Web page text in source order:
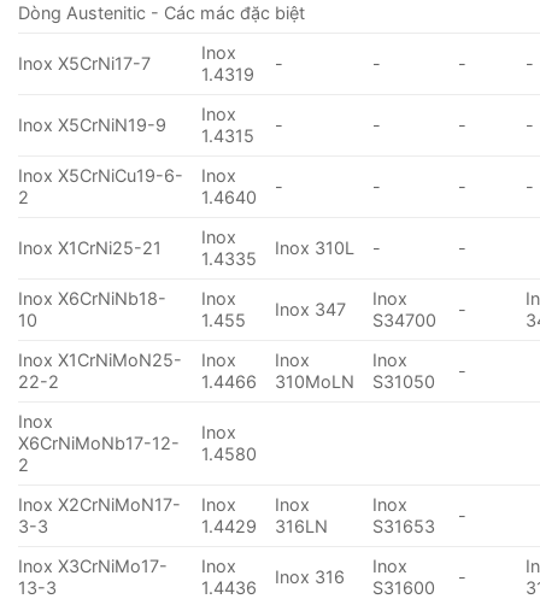
Dòng Austenitic - Các mác đặc biệt
Inox X5CrNi17-7
Inox
1.4319
- - - -
Inox X5CrNiN19-9
Inox
1.4315
- - - -
Inox X5CrNiCu19-6-
2
Inox
1.4640
- - - -
Inox X1CrNi25-21
Inox
1.4335
Inox 310L - -
Inox X6CrNiNb18-
10
Inox
1.455
Inox 347
Inox
S34700
-
Inox X1CrNiMoN25-
22-2
Inox
1.4466
Inox
310MoLN
Inox
S31050
-
Inox
X6CrNiMoNb17-12-
2
Inox
1.4580
Inox X2CrNiMoN17-
3-3
Inox
1.4429
Inox
316LN
Inox
S31653
-
Inox X3CrNiMo17-
13-3
Inox
1.4436
Inox 316
Inox
S31600
-